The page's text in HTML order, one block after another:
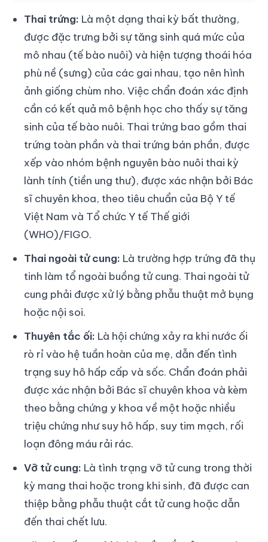
Thai trứng: Là một dạng thai kỳ bất thường,
được đặc trưng bởi sự tăng sinh quá mức của
mô nhau (tế bào nuôi) và hiện tượng thoái hóa
phù nề (sưng) của các gai nhau, tạo nên hình
ảnh giống chùm nho. Việc chẩn đoán xác định
cần có kết quả mô bệnh học cho thấy sự tăng
sinh của tế bào nuôi. Thai trứng bao gồm thai
trứng toàn phần và thai trứng bán phần, được
xếp vào nhóm bệnh nguyên bào nuôi thai kỳ
lành tính (tiền ung thư), được xác nhận bởi Bác
sĩ chuyên khoa, theo tiêu chuẩn của Bộ Y tế
Việt Nam và Tổ chức Y tế Thế giới
(WHO)/FIGO.
Thai ngoài tử cung: Là trường hợp trứng đã thụ
tinh làm tổ ngoài buồng tử cung. Thai ngoài tử
cung phải được xử lý bằng phẫu thuật mở bụng
hoặc nội soi.
Thuyên tắc ối: Là hội chứng xảy ra khi nước ối
rò rỉ vào hệ tuần hoàn của mẹ, dẫn đến tình
trạng suy hô hấp cấp và sốc. Chẩn đoán phải
được xác nhận bởi Bác sĩ chuyên khoa và kèm
theo bằng chứng y khoa về một hoặc nhiều
triệu chứng như suy hô hấp, suy tim mạch, rối
loạn đông máu rải rác.
Vỡ tử cung: Là tình trạng vỡ tử cung trong thời
kỳ mang thai hoặc trong khi sinh, đã được can
thiệp bằng phẫu thuật cắt tử cung hoặc dẫn
đến thai chết lưu.